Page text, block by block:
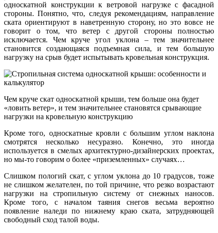
односкатной конструкции к ветровой нагрузке с фасадной
стороны. Понятно, что, следуя рекомендациям, направление
ската ориентируют в наветренную сторону, но это вовсе не
говорит о том, что ветер с другой стороны полностью
исключается. Чем круче угол уклона – тем значительнее
становится создающаяся подъемная сила, и тем большую
нагрузку на срыв будет испытывать кровельная конструкция.
Чем круче скат односкатной крыши, тем больше она будет
«ловить ветер», и тем значительнее становятся срывающие
нагрузки на кровельную конструкцию
Кроме того, односкатные кровли с большим углом наклона
смотрятся несколько несуразно. Конечно, это иногда
используется в смелых архитектурно-дизайнерских проектах,
но мы-то говорим о более «приземленных» случаях…
Слишком пологий скат, с углом уклона до 10 градусов, тоже
не слишком желателен, по той причине, что резко возрастают
нагрузки на стропильную систему от снежных наносов.
Кроме того, с началом таяния снегов весьма вероятно
появление наледи по нижнему краю ската, затрудняющей
свободный сход талой воды.